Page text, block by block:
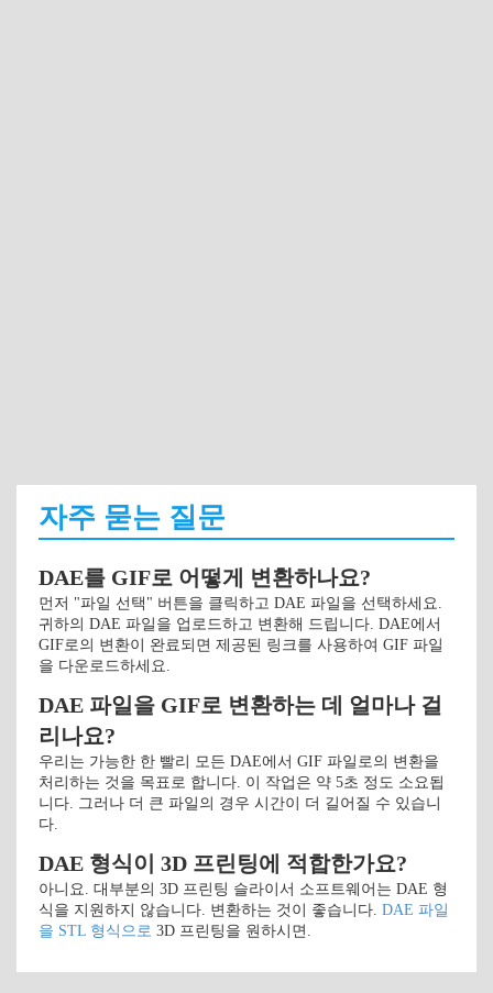
자주 묻는 질문
DAE를 GIF로 어떻게 변환하나요?
먼저 "파일 선택" 버튼을 클릭하고 DAE 파일을 선택하세요.
귀하의 DAE 파일을 업로드하고 변환해 드립니다. DAE에서
GIF로의 변환이 완료되면 제공된 링크를 사용하여 GIF 파일
을 다운로드하세요.
DAE 파일을 GIF로 변환하는 데 얼마나 걸
리나요?
우리는 가능한 한 빨리 모든 DAE에서 GIF 파일로의 변환을
처리하는 것을 목표로 합니다. 이 작업은 약 5초 정도 소요됩
니다. 그러나 더 큰 파일의 경우 시간이 더 길어질 수 있습니
다.
DAE 형식이 3D 프린팅에 적합한가요?
아니요. 대부분의 3D 프린팅 슬라이서 소프트웨어는 DAE 형
식을 지원하지 않습니다. 변환하는 것이 좋습니다. DAE 파일
을 STL 형식으로 3D 프린팅을 원하시면.